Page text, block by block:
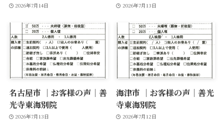
2026年7月14日 2026年7月13日
名古屋市 ｜お客様の声｜善
光寺東海別院
2026年7月13日
海津市 ｜お客様の声｜善光
寺東海別院
2026年7月12日